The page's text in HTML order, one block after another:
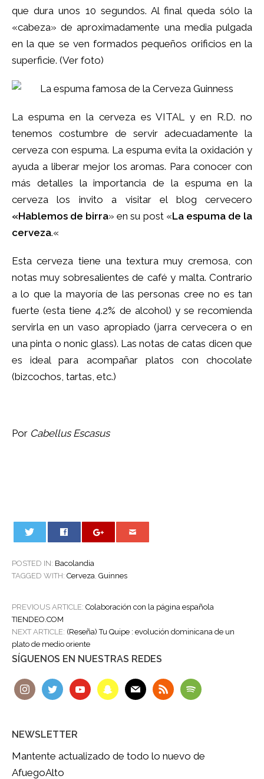
que dura unos 10 segundos. Al final queda sólo la
«cabeza» de aproximadamente una media pulgada
en la que se ven formados pequeños orificios en la
superficie. (Ver foto)
La espuma en la cerveza es VITAL y en R.D. no
tenemos costumbre de servir adecuadamente la
cerveza con espuma. La espuma evita la oxidación y
ayuda a liberar mejor los aromas. Para conocer con
más detalles la importancia de la espuma en la
cerveza los invito a visitar el blog cervecero
«Hablemos de birra» en su post «La espuma de la
cerveza.«
Esta cerveza tiene una textura muy cremosa, con
notas muy sobresalientes de café y malta. Contrario
a lo que la mayoría de las personas cree no es tan
fuerte (esta tiene 4.2% de alcohol) y se recomienda
servirla en un vaso apropiado (jarra cervecera o en
una pinta o nonic glass). Las notas de catas dicen que
es ideal para acompañar platos con chocolate
(bizcochos, tartas, etc.)
Por Cabellus Escasus
POSTED IN: Bacolandia
TAGGED WITH: Cerveza Guinnes
POST
NAVIGATION
PREVIOUS ARTICLE: Colaboración con la página española
TIENDEO.COM
NEXT ARTICLE: (Reseña) Tu Quipe : evolución dominicana de un
plato de medio oriente
SÍGUENOS EN NUESTRAS REDES
NEWSLETTER
Mantente actualizado de todo lo nuevo de
AfuegoAlto